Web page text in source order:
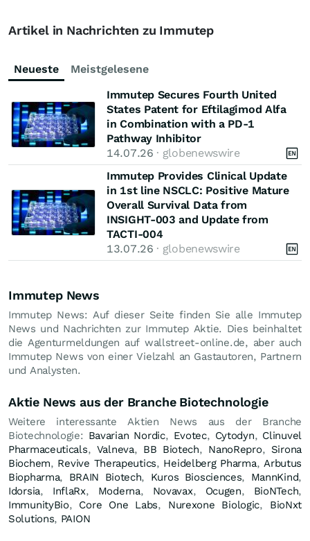
Artikel in Nachrichten zu Immutep
Neueste
Meistgelesene
Immutep Secures Fourth United
States Patent for Eftilagimod Alfa
in Combination with a PD-1
Pathway Inhibitor
14.07.26 · globenewswire
Immutep Provides Clinical Update
in 1st line NSCLC: Positive Mature
Overall Survival Data from
INSIGHT-003 and Update from
TACTI-004
13.07.26 · globenewswire
Immutep News
Immutep News: Auf dieser Seite finden Sie alle Immutep
News und Nachrichten zur Immutep Aktie. Dies beinhaltet
die Agenturmeldungen auf wallstreet-online.de, aber auch
Immutep News von einer Vielzahl an Gastautoren, Partnern
und Analysten.
Aktie News aus der Branche Biotechnologie
Weitere interessante Aktien News aus der Branche
Biotechnologie: Bavarian Nordic, Evotec, Cytodyn, Clinuvel
Pharmaceuticals, Valneva, BB Biotech, NanoRepro, Sirona
Biochem, Revive Therapeutics, Heidelberg Pharma,Arbutus
Biopharma, BRAIN Biotech, Kuros Biosciences, MannKind,
Idorsia, InflaRx, Moderna, Novavax, Ocugen, BioNTech,
ImmunityBio, Core One Labs, Nurexone Biologic, BioNxt
Solutions, PAION